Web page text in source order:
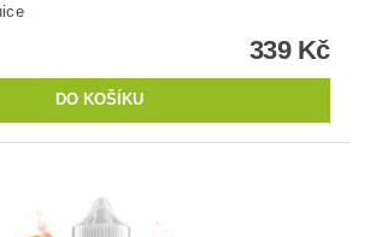
339 Kč